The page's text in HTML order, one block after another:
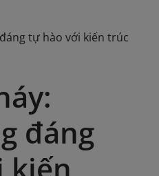
tự hào với kiến trúc
đáng
kiến